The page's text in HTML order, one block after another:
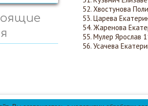
Хвостунова
Царева
Жаренова
Мулер Ярослав
Усачева